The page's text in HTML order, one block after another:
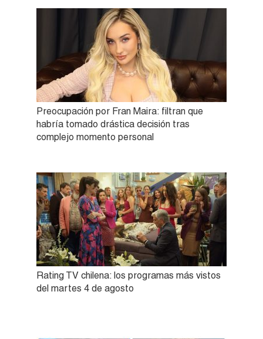
Preocupación por Fran Maira: filtran que
habría tomado drástica decisión tras
complejo momento personal
Rating TV chilena: los programas más vistos
del martes 4 de agosto